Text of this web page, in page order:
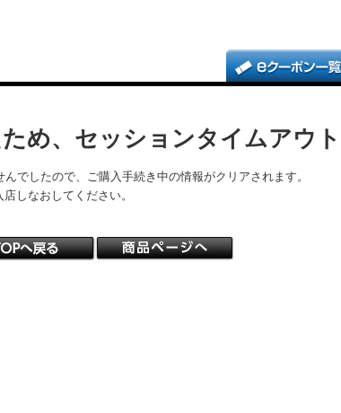
め、セッションタイムアウト
でしたので、ご購入手続き中の情報がクリアされます。
しなおしてください。